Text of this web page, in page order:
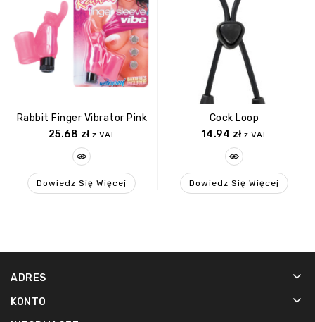
Rabbit Finger Vibrator Pink
25.68 zł z VAT
Dowiedz Się Więcej
Cock Loop
14.94 zł z VAT
Dowiedz Się Więcej
ADRES
KONTO